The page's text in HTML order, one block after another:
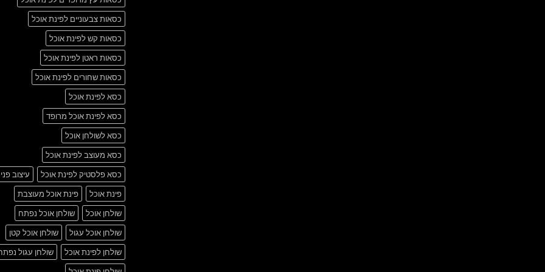
כסאות צבעוניים לפינת אוכל
כסאות קש לפינת אוכל
כסאות ראטן לפינת אוכל
כסאות שחורים לפינת אוכל
כסא לפינת אוכל
כסא לפינת אוכל מרופד
כסא לשולחן אוכל
כסא מעוצב לפינת אוכל
כסא פלסטיק לפינת אוכל
עיצוב
פינת אוכל
פינת אוכל מעוצבת
שולחן אוכל
שולחן אוכל נפתח
שולחן אוכל עגול
שולחן אוכל קטן
שולחן לפינת אוכל
שולחן עגול